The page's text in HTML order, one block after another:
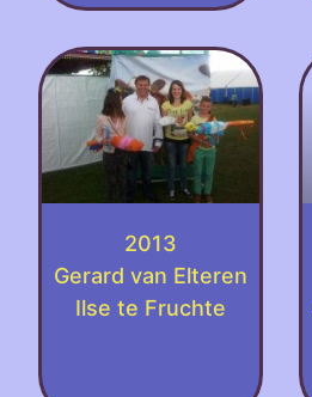
2013
Gerard van Elteren
Ilse te Fruchte